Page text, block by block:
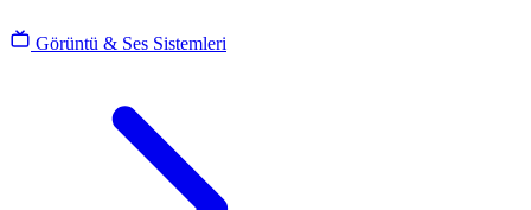
Görüntü & Ses Sistemleri